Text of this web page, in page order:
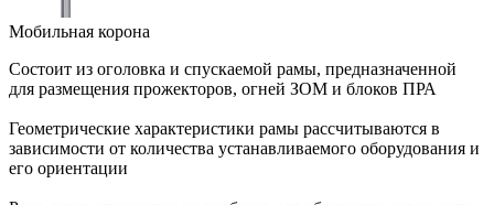
Мобильная корона
Состоит из оголовка и спускаемой рамы, предназначенной
для размещения прожекторов, огней ЗОМ и блоков ПРА
Геометрические характеристики рамы рассчитываются в
зависимости от количества устанавливаемого оборудования и
его ориентации